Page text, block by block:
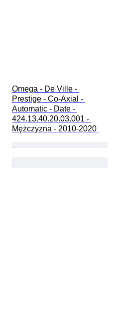
Omega - De Ville -
Prestige - Co-Axial -
Automatic - Date -
424.13.40.20.03.001 -
Mężczyzna - 2010-2020